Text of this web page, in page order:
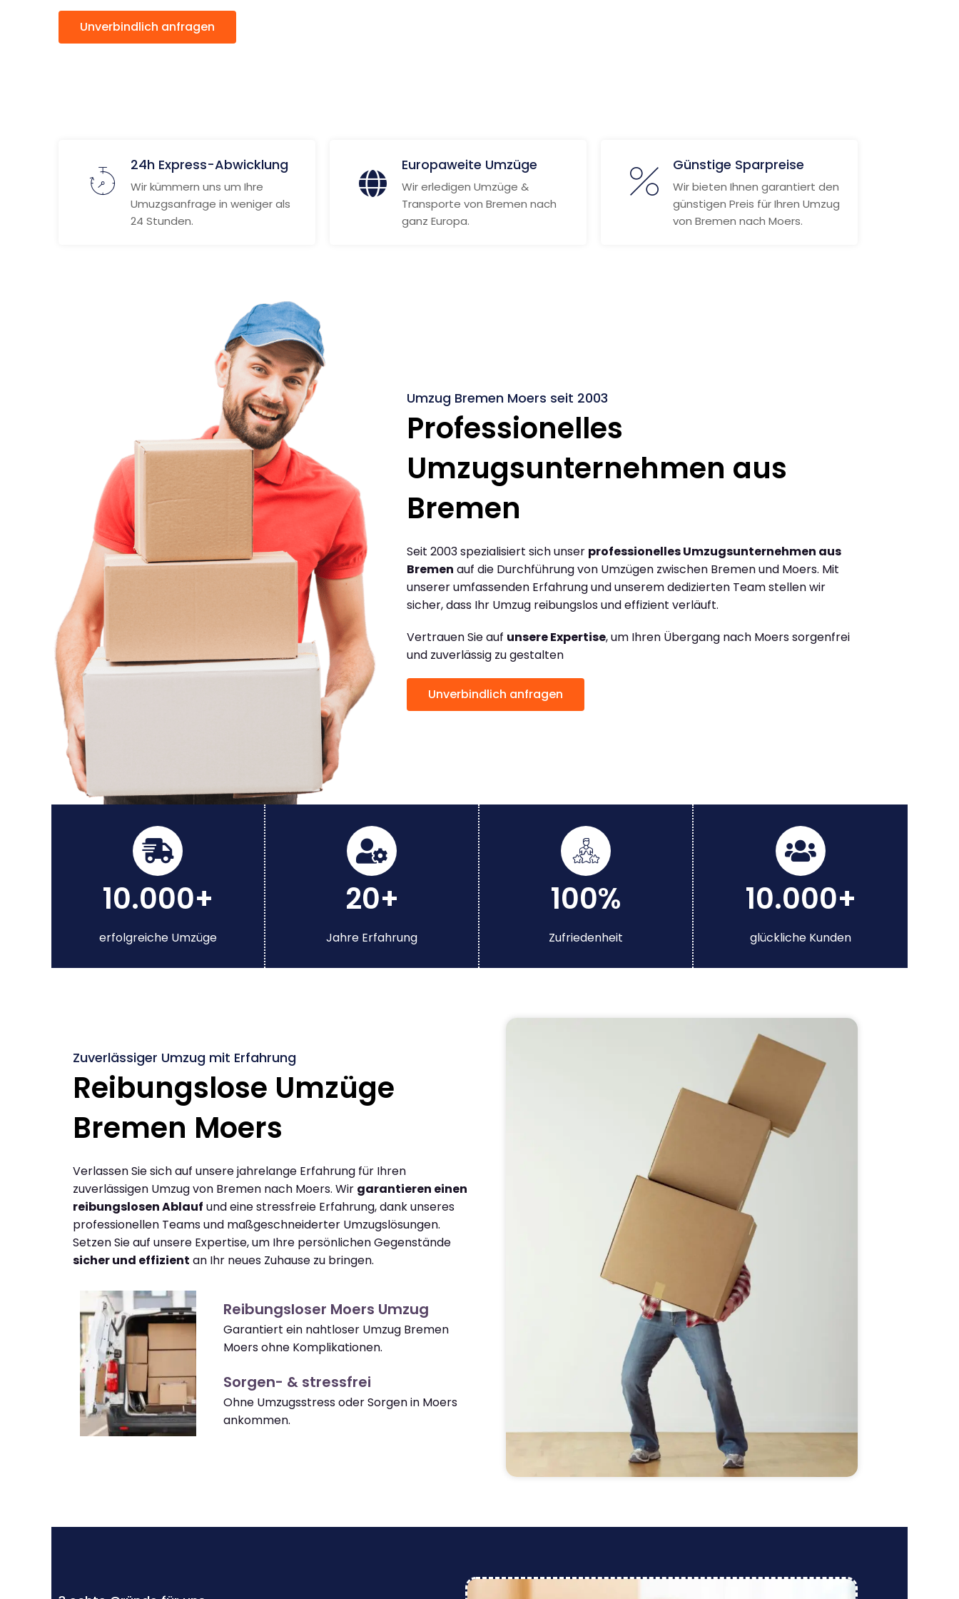
Unverbindlich anfragen
24h Express-Abwicklung
Wir kümmern uns um Ihre
Umuzgsanfrage in weniger als
24 Stunden.
Europaweite Umzüge
Wir erledigen Umzüge &
Transporte von Bremen nach
ganz Europa.
Günstige Sparpreise
Wir bieten Ihnen garantiert den
günstigen Preis für Ihren Umzug
von Bremen nach Moers.
Umzug Bremen Moers seit 2003
Professionelles
Umzugsunternehmen aus
Bremen
Seit 2003 spezialisiert sich unser professionelles Umzugsunternehmen aus
Bremen auf die Durchführung von Umzügen zwischen Bremen und Moers. Mit
unserer umfassenden Erfahrung und unserem dedizierten Team stellen wir
sicher, dass Ihr Umzug reibungslos und effizient verläuft.
Vertrauen Sie auf unsere Expertise, um Ihren Übergang nach Moers sorgenfrei
und zuverlässig zu gestalten
Unverbindlich anfragen
10.000+
erfolgreiche Umzüge
20+
Jahre Erfahrung
100%
Zufriedenheit
10.000+
glückliche Kunden
Zuverlässiger Umzug mit Erfahrung
Reibungslose Umzüge
Bremen Moers
Verlassen Sie sich auf unsere jahrelange Erfahrung für Ihren
zuverlässigen Umzug von Bremen nach Moers. Wir garantieren einen
reibungslosen Ablauf und eine stressfreie Erfahrung, dank unseres
professionellen Teams und maßgeschneiderter Umzugslösungen.
Setzen Sie auf unsere Expertise, um Ihre persönlichen Gegenstände
sicher und effizient an Ihr neues Zuhause zu bringen.
Reibungsloser Moers Umzug
Garantiert ein nahtloser Umzug Bremen
Moers ohne Komplikationen.
Sorgen- & stressfrei
Ohne Umzugsstress oder Sorgen in Moers
ankommen.